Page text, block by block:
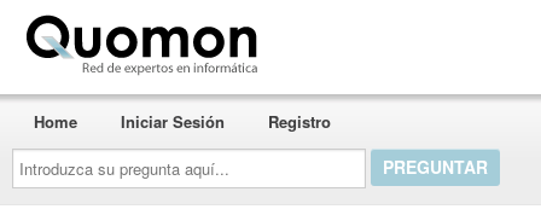
Introduzca
su
pregunta
aquí...
Home Iniciar Sesión Registro